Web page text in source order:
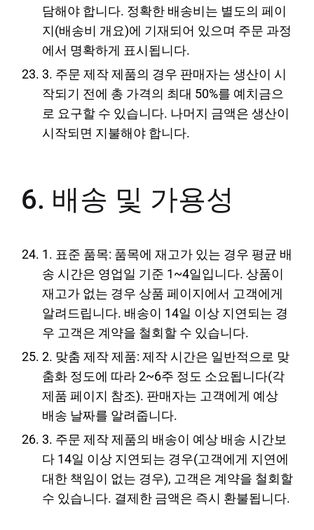
담해야 합니다. 정확한 배송비는 별도의 페이
지(배송비 개요)에 기재되어 있으며 주문 과정
에서 명확하게 표시됩니다.
3. 주문 제작 제품의 경우 판매자는 생산이 시
작되기 전에 총 가격의 최대 50%를 예치금으
로 요구할 수 있습니다. 나머지 금액은 생산이
시작되면 지불해야 합니다.
6. 배송 및 가용성
1. 표준 품목: 품목에 재고가 있는 경우 평균 배
송 시간은 영업일 기준 1~4일입니다. 상품이
재고가 없는 경우 상품 페이지에서 고객에게
알려드립니다. 배송이 14일 이상 지연되는 경
우 고객은 계약을 철회할 수 있습니다.
2. 맞춤 제작 제품: 제작 시간은 일반적으로 맞
춤화 정도에 따라 2~6주 정도 소요됩니다(각
제품 페이지 참조). 판매자는 고객에게 예상
배송 날짜를 알려줍니다.
3. 주문 제작 제품의 배송이 예상 배송 시간보
다 14일 이상 지연되는 경우(고객에게 지연에
대한 책임이 없는 경우), 고객은 계약을 철회할
수 있습니다. 결제한 금액은 즉시 환불됩니다.